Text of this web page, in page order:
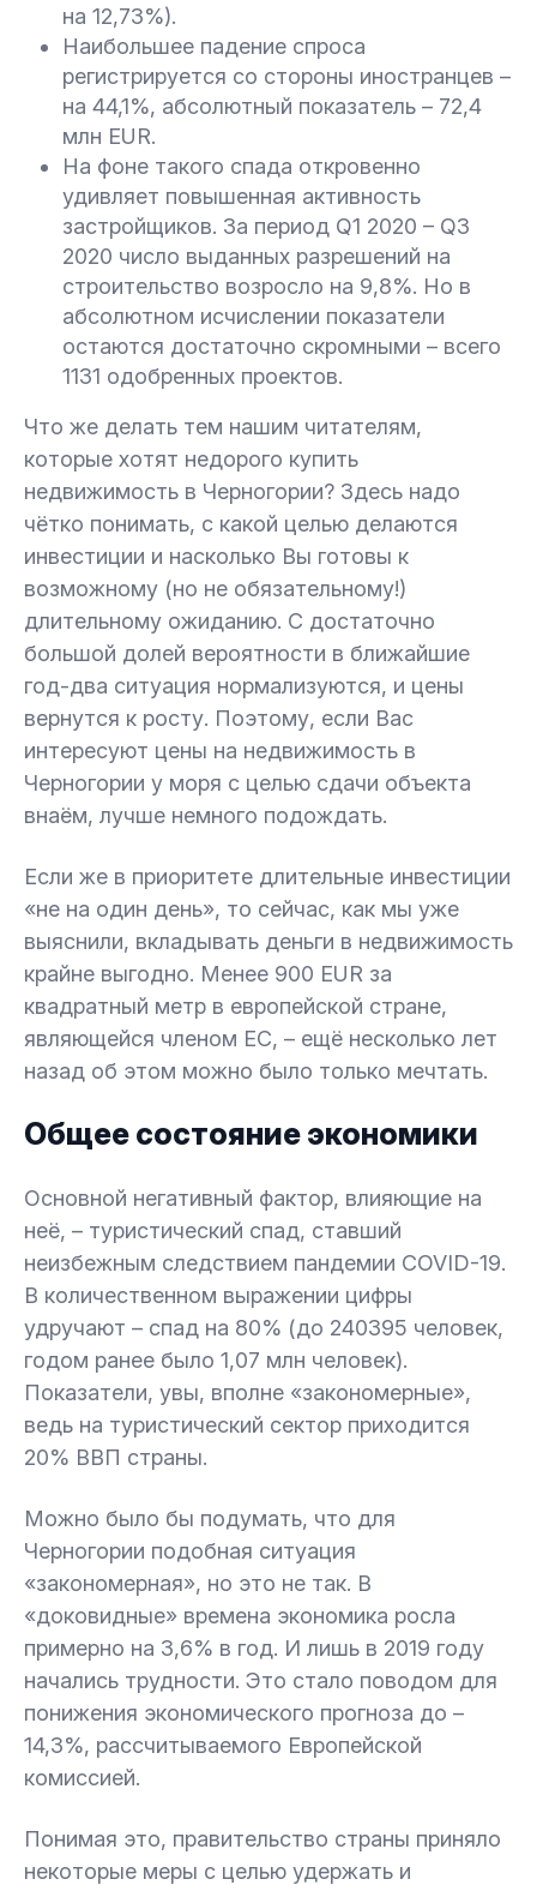
на 12,73%).
Наибольшее падение спроса
регистрируется со стороны иностранцев –
на 44,1%, абсолютный показатель – 72,4
млн EUR.
На фоне такого спада откровенно
удивляет повышенная активность
застройщиков. За период Q1 2020 – Q3
2020 число выданных разрешений на
строительство возросло на 9,8%. Но в
абсолютном исчислении показатели
остаются достаточно скромными – всего
1131 одобренных проектов.
Что же делать тем нашим читателям,
которые хотят недорого купить
недвижимость в Черногории? Здесь надо
чётко понимать, с какой целью делаются
инвестиции и насколько Вы готовы к
возможному (но не обязательному!)
длительному ожиданию. С достаточно
большой долей вероятности в ближайшие
год-два ситуация нормализуются, и цены
вернутся к росту. Поэтому, если Вас
интересуют цены на недвижимость в
Черногории у моря с целью сдачи объекта
внаём, лучше немного подождать.
Если же в приоритете длительные инвестиции
«не на один день», то сейчас, как мы уже
выяснили, вкладывать деньги в недвижимость
крайне выгодно. Менее 900 EUR за
квадратный метр в европейской стране,
являющейся членом ЕС, – ещё несколько лет
назад об этом можно было только мечтать.
Общее состояние экономики
Основной негативный фактор, влияющие на
неё, – туристический спад, ставший
неизбежным следствием пандемии COVID-19.
В количественном выражении цифры
удручают – спад на 80% (до 240395 человек,
годом ранее было 1,07 млн человек).
Показатели, увы, вполне «закономерные»,
ведь на туристический сектор приходится
20% ВВП страны.
Можно было бы подумать, что для
Черногории подобная ситуация
«закономерная», но это не так. В
«доковидные» времена экономика росла
примерно на 3,6% в год. И лишь в 2019 году
начались трудности. Это стало поводом для
понижения экономического прогноза до –
14,3%, рассчитываемого Европейской
комиссией.
Понимая это, правительство страны приняло
некоторые меры с целью удержать и